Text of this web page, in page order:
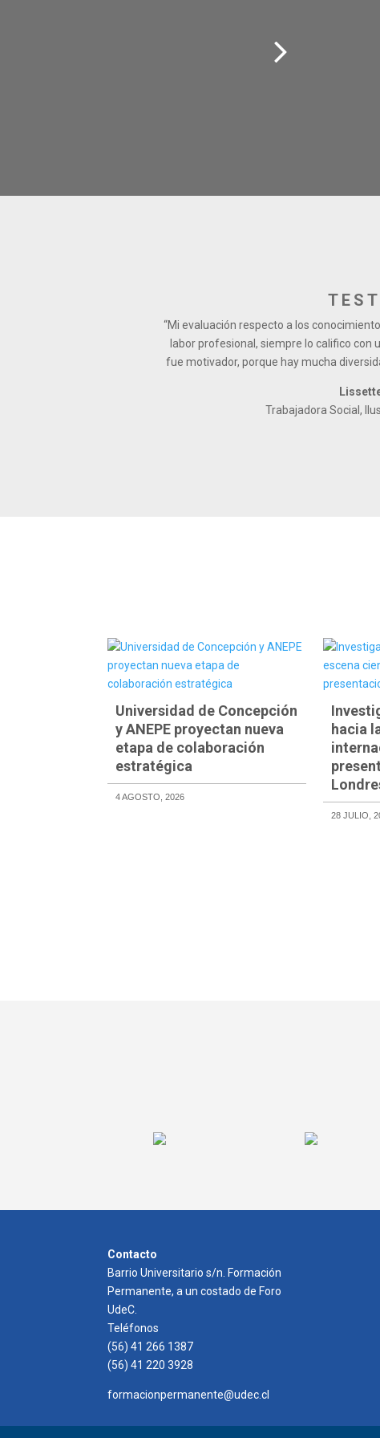
“Mi evaluación respecto a los
labor profesional, siempre lo califico con
fue motivador, porque hay mucha
Trabajadora Social,
Universidad de Concepción
y ANEPE proyectan nueva
etapa de colaboración
estratégica
4 AGOSTO, 2026
hacia
28 JULIO,
Contacto
Barrio Universitario s/n. Formación
Permanente, a un costado de Foro
UdeC.
Teléfonos
(56) 41 266 1387
(56) 41 220 3928
formacionpermanente@udec.cl